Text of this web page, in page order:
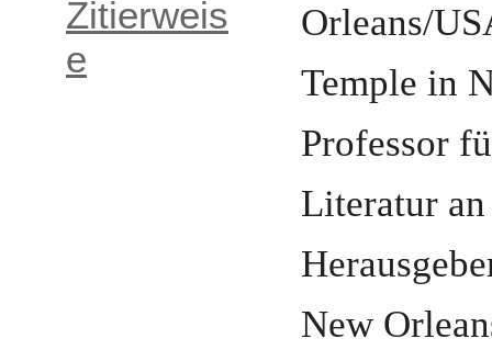
Zitierweis
e
Orleans/
Temple in
Professor
Literatur
New